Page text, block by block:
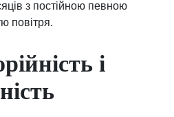
з постійною певною
повітря.
і